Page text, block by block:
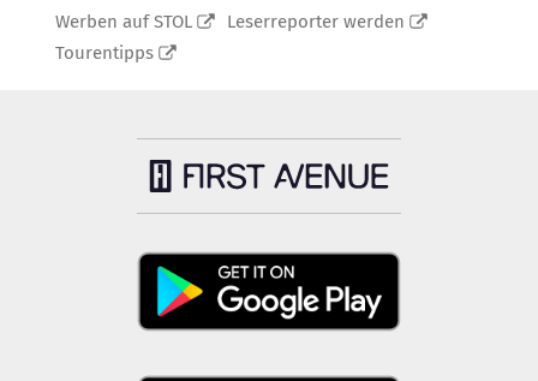
Werben auf STOL
Leserreporter werden
Tourentipps